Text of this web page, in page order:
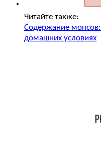
Читайте также:
Содержание
домашних условиях